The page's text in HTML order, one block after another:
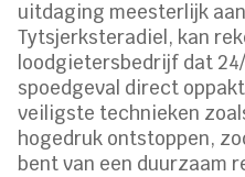
uitdaging meesterlijk
Tytsjerksteradiel, kan
loodgietersbedrijf dat
spoedgeval direct
veiligste technieken
hogedruk ontstoppen,
bent van een duurzaam